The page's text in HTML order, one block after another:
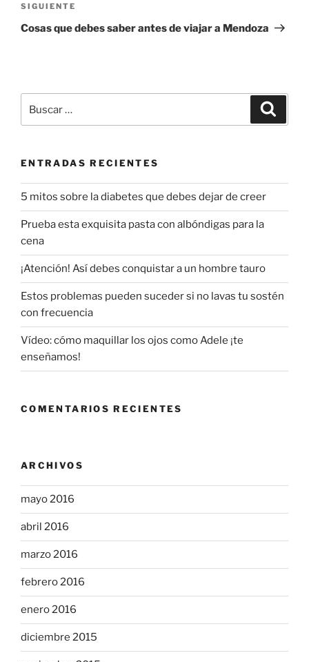
Siguiente
entrada
SIGUIENTE
Cosas que debes saber antes de viajar a Mendoza
por:
ENTRADAS RECIENTES
5 mitos sobre la diabetes que debes dejar de creer
Prueba esta exquisita pasta con albóndigas para la
cena
¡Atención! Así debes conquistar a un hombre tauro
Estos problemas pueden suceder si no lavas tu sostén
con frecuencia
Vídeo: cómo maquillar los ojos como Adele ¡te
enseñamos!
COMENTARIOS RECIENTES
ARCHIVOS
mayo 2016
abril 2016
marzo 2016
febrero 2016
enero 2016
diciembre 2015